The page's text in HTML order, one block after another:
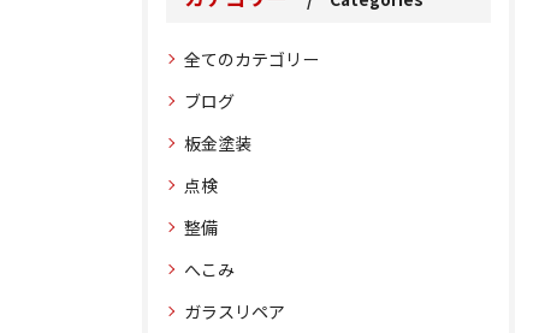
全てのカテゴリー
ブログ
板金塗装
点検
整備
へこみ
ガラスリペア